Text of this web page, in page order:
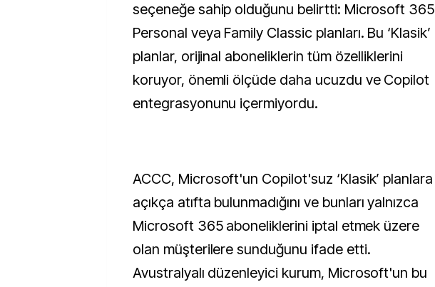
seçeneğe sahip olduğunu belirtti: Microsoft 365
Personal veya Family Classic planları. Bu ‘Klasik’
planlar, orijinal aboneliklerin tüm özelliklerini
koruyor, önemli ölçüde daha ucuzdu ve Copilot
entegrasyonunu içermiyordu.
ACCC, Microsoft'un Copilot'suz ‘Klasik’ planlara
açıkça atıfta bulunmadığını ve bunları yalnızca
Microsoft 365 aboneliklerini iptal etmek üzere
olan müşterilere sunduğunu ifade etti.
Avustralyalı düzenleyici kurum, Microsoft'un bu